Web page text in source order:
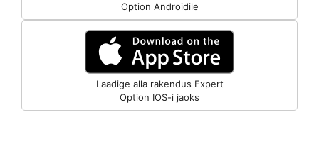
Option Androidile
Laadige alla rakendus Expert
Option IOS-i jaoks